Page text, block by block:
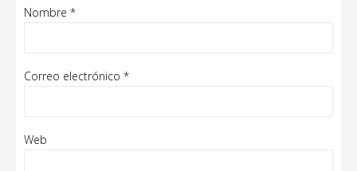
Nombre *
Correo electrónico *
Web